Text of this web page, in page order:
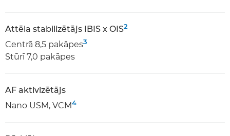
Attēla stabilizētājs IBIS x OIS2
Centrā 8,5 pakāpes3
Stūrī 7,0 pakāpes
AF aktivizētājs
Nano USM, VCM4